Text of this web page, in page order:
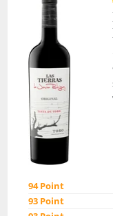
94 Point
93 Point